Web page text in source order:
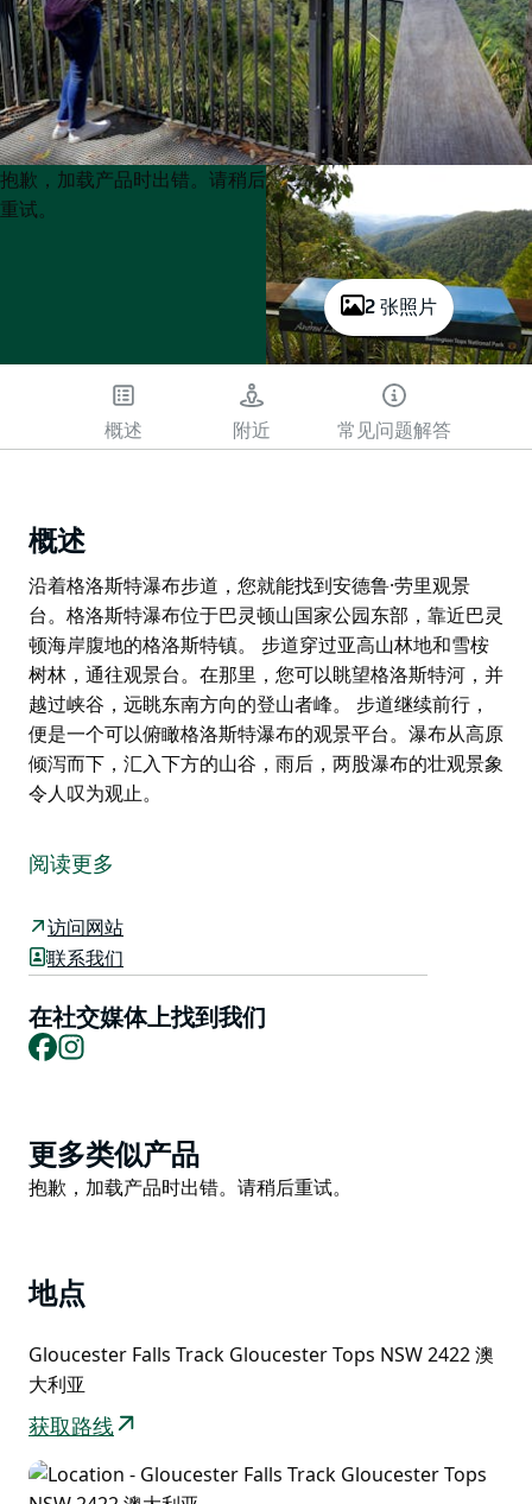
2 张照片
Product
List
Product
List
抱歉，加载产品时出错。请稍后
重试。
概述 附近 常见问题解答
概述
沿着格洛斯特瀑布步道，您就能找到安德鲁·劳里观景
台。格洛斯特瀑布位于巴灵顿山国家公园东部，靠近巴灵
顿海岸腹地的格洛斯特镇。 步道穿过亚高山林地和雪桉
树林，通往观景台。在那里，您可以眺望格洛斯特河，并
越过峡谷，远眺东南方向的登山者峰。 步道继续前行，
便是一个可以俯瞰格洛斯特瀑布的观景平台。瀑布从高原
倾泻而下，汇入下方的山谷，雨后，两股瀑布的壮观景象
令人叹为观止。
台。格洛斯特瀑布位于巴灵顿山国家公园东部，靠近巴灵
顿海岸腹地的格洛斯特镇。
步道穿过亚高山林地和雪桉树林，通往观景台。在那里，
您可以眺望格洛斯特河，并越过峡谷，远眺东南方向的登
山者峰。
步道继续前行，便是一个可以俯瞰格洛斯特瀑布的观景平
台。瀑布从高原倾泻而下，汇入下方的山谷，雨后，两股
阅读更多
访问网站
联系我们
在社交媒体上找到我们
Facebook
Product
List
更多类似产品
Product
抱歉，加载产品时出错。请稍后重试。
地点
Gloucester Falls Track Gloucester Tops NSW 2422 澳
大利亚
获取路线